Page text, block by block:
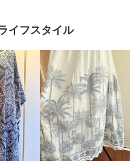
イフスタイル